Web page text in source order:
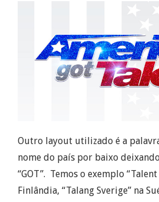
Outro layout utilizado é a
nome do país por baixo
“GOT”. Temos o exemplo
Finlândia, “Talang Sverige” na